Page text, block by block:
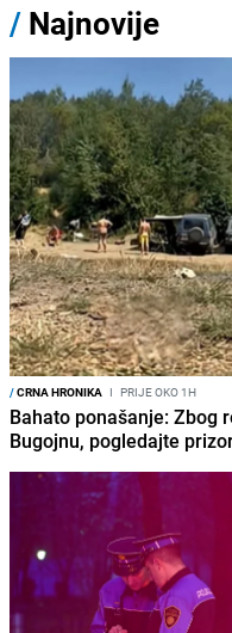
/ Najnovije
/CRNA HRONIKA I PRIJE OKO 1H
Bahato ponašanje: Zbog
Bugojnu, pogledajte